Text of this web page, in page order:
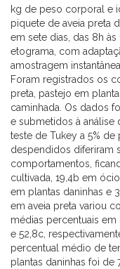
kg de peso corporal e
piquete de aveia preta
em sete dias, das 8h
etograma, com
amostragem
Foram registrados os
preta, pastejo em
caminhada. Os dados
e submetidos à análise
teste de Tukey a 5%
despendidos diferiram
comportamentos,
cultivada, 19,4b em
em plantas daninhas e
em aveia preta variou
médias percentuais em
e 52,8c,
percentual médio de
plantas daninhas foi de